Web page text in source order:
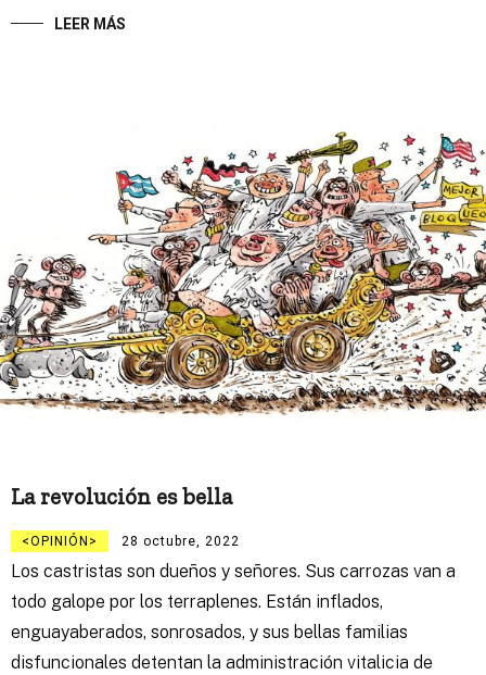
LEER MÁS
La revolución es bella
OPINIÓN 28 octubre, 2022
Los castristas son dueños y señores. Sus carrozas van a
todo galope por los terraplenes. Están inflados,
enguayaberados, sonrosados, y sus bellas familias
disfuncionales detentan la administración vitalicia de